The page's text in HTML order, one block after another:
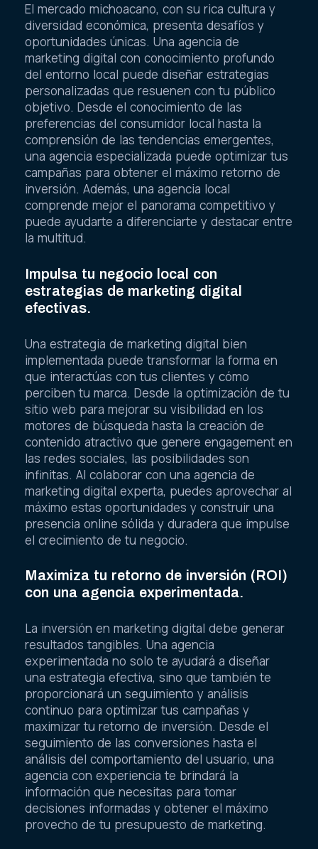
El mercado michoacano, con su rica cultura y
diversidad económica, presenta desafíos y
oportunidades únicas. Una agencia de
marketing digital con conocimiento profundo
del entorno local puede diseñar estrategias
personalizadas que resuenen con tu público
objetivo. Desde el conocimiento de las
preferencias del consumidor local hasta la
comprensión de las tendencias emergentes,
una agencia especializada puede optimizar tus
campañas para obtener el máximo retorno de
inversión. Además, una agencia local
comprende mejor el panorama competitivo y
puede ayudarte a diferenciarte y destacar entre
la multitud.
Impulsa tu negocio local con
estrategias de marketing digital
efectivas.
Una estrategia de marketing digital bien
implementada puede transformar la forma en
que interactúas con tus clientes y cómo
perciben tu marca. Desde la optimización de tu
sitio web para mejorar su visibilidad en los
motores de búsqueda hasta la creación de
contenido atractivo que genere engagement en
las redes sociales, las posibilidades son
infinitas. Al colaborar con una agencia de
marketing digital experta, puedes aprovechar al
máximo estas oportunidades y construir una
presencia online sólida y duradera que impulse
el crecimiento de tu negocio.
Maximiza tu retorno de inversión (ROI)
con una agencia experimentada.
La inversión en marketing digital debe generar
resultados tangibles. Una agencia
experimentada no solo te ayudará a diseñar
una estrategia efectiva, sino que también te
proporcionará un seguimiento y análisis
continuo para optimizar tus campañas y
maximizar tu retorno de inversión. Desde el
seguimiento de las conversiones hasta el
análisis del comportamiento del usuario, una
agencia con experiencia te brindará la
información que necesitas para tomar
decisiones informadas y obtener el máximo
provecho de tu presupuesto de marketing.